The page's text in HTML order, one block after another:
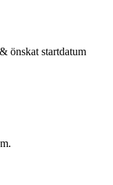
önskat startdatum